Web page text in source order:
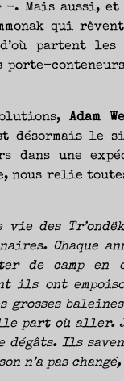
-. Mais aussi, et
qui
partent les
porte-
Adam
le
dans une
nous relie
vie des
Chaque
de camp en
ils ont
grosses
part où aller.
dégâts. Ils
n’a pas